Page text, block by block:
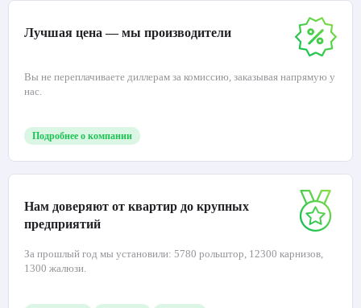
Лучшая цена — мы производители
Вы не переплачиваете диллерам за комиссию, заказывая напрямую у
нас.
Подробнее о компании
Нам доверяют от квартир до крупных
предприятий
За прошлый год мы установили: 5780 рольштор, 12300 карнизов,
1300 жалюзи.